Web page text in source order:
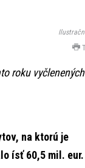
roku vyčlenených
na ktorú je
ísť 60,5 mil. eur.